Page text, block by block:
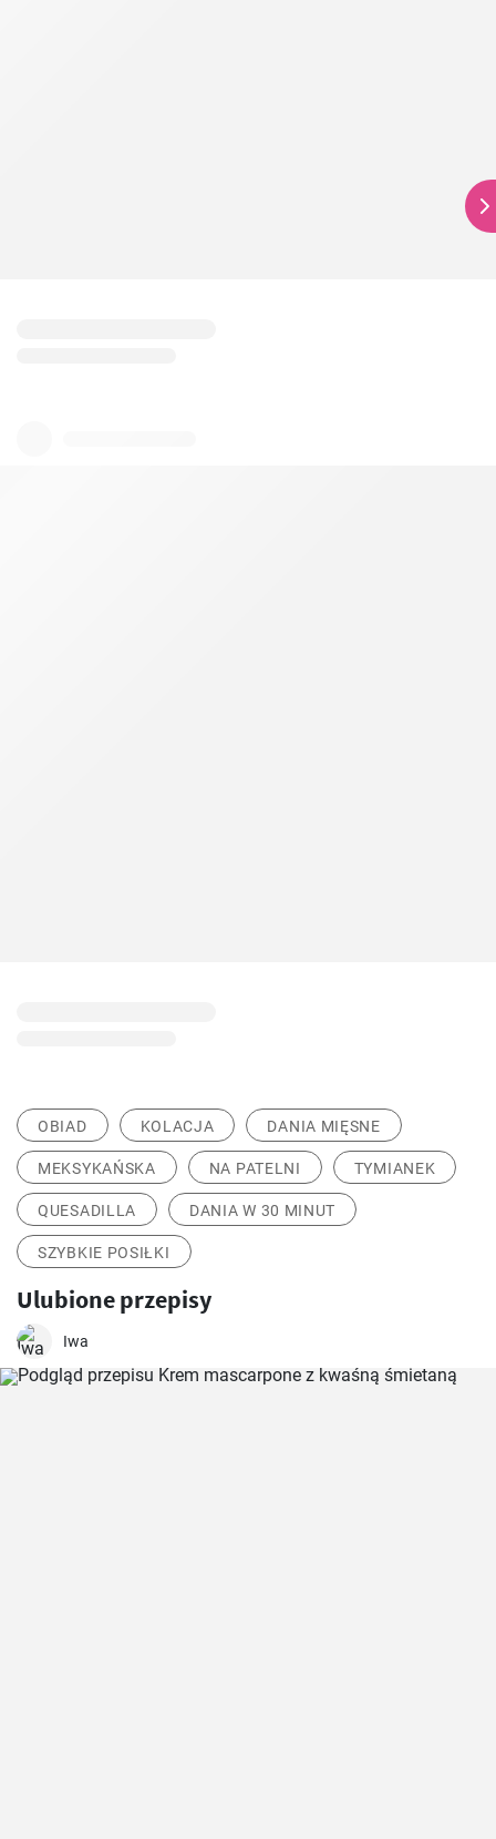
OBIAD KOLACJA DANIA MIĘSNE
MEKSYKAŃSKA NA PATELNI TYMIANEK
QUESADILLA DANIA W 30 MINUT
SZYBKIE POSIŁKI
Ulubione przepisy
Iwa